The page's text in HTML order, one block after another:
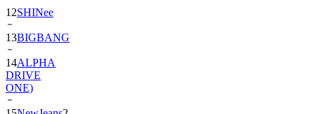
12SHINee
13BIGBANG
14ALPHA
DRIVE
ONE)